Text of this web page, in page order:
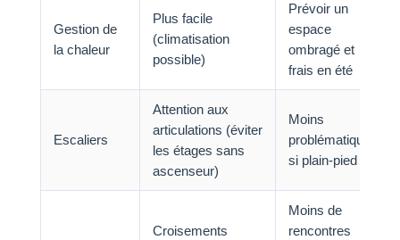
Gestion de
la chaleur
Plus facile
(climatisation
possible)
Prévoir un
espace
ombragé et
frais en été
Escaliers
Attention aux
articulations (éviter
les étages sans
ascenseur)
Moins
problématique
si plain-pied
Croisements
Moins de
rencontres